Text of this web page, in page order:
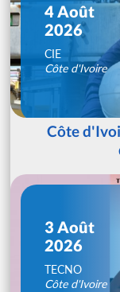
4 Août
2026
CIE
Côte d'Ivoire
Côte
3 Août
2026
TECNO
Côte d'Ivoire